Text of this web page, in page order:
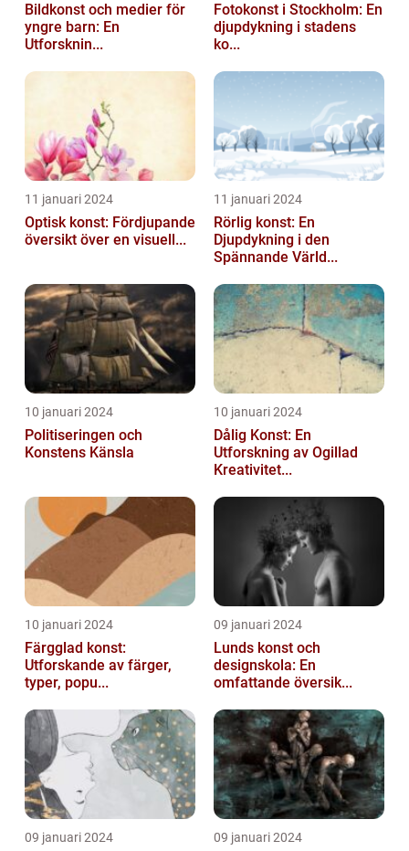
Bildkonst och medier för
yngre barn: En
Utforsknin...
Fotokonst i Stockholm: En
djupdykning i stadens
ko...
11 januari 2024
Optisk konst: Fördjupande
översikt över en visuell...
11 januari 2024
Rörlig konst: En
Djupdykning i den
Spännande Värld...
10 januari 2024
Politiseringen och
Konstens Känsla
10 januari 2024
Dålig Konst: En
Utforskning av Ogillad
Kreativitet...
10 januari 2024
Färgglad konst:
Utforskande av färger,
typer, popu...
09 januari 2024
Lunds konst och
designskola: En
omfattande översik...
09 januari 2024 09 januari 2024